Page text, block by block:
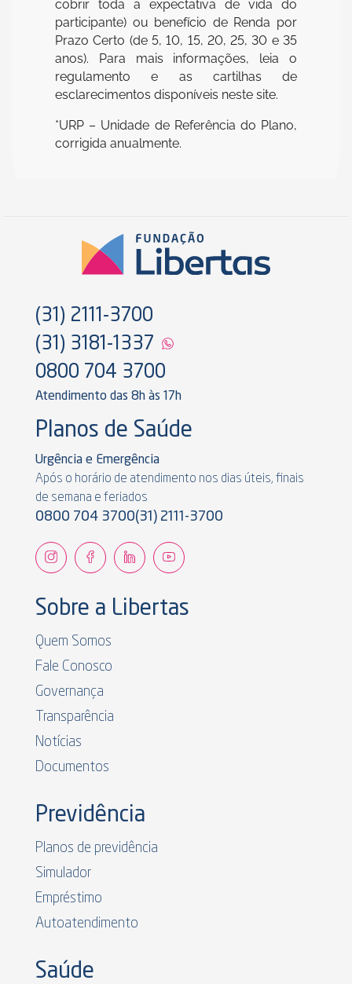
cobrir toda a expectativa de vida do
participante) ou benefício de Renda por
Prazo Certo (de 5, 10, 15, 20, 25, 30 e 35
anos). Para mais informações, leia o
regulamento e as cartilhas de
esclarecimentos disponíveis neste site.
*URP – Unidade de Referência do Plano,
corrigida anualmente.
(31) 2111-3700
(31) 3181-1337
0800 704 3700
Atendimento das 8h às 17h
Planos de Saúde
Urgência e Emergência
Após o horário de atendimento nos dias úteis, finais
de semana e feriados
0800 704 3700(31) 2111-3700
Sobre a Libertas
Quem Somos
Fale Conosco
Governança
Transparência
Notícias
Documentos
Previdência
Planos de previdência
Simulador
Empréstimo
Autoatendimento
Saúde